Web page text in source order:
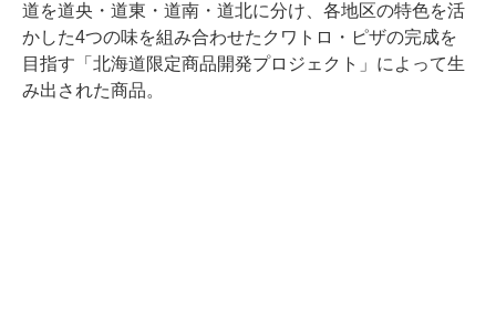
道を道央・道東・道南・道北に分け、各地区の特色を活
かした4つの味を組み合わせたクワトロ・ピザの完成を
目指す「北海道限定商品開発プロジェクト」によって生
み出された商品。